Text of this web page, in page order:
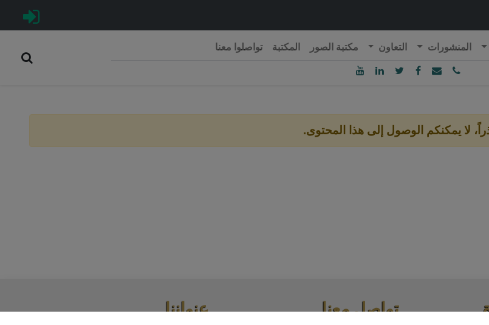
République Algérienne Démocratique et
المنشورات التعاون مكتبة الصور المكتبة تواصلوا معنا
لا يمكنكم الوصول إلى هذا المحتوى.
تواصل معنا عنواننا